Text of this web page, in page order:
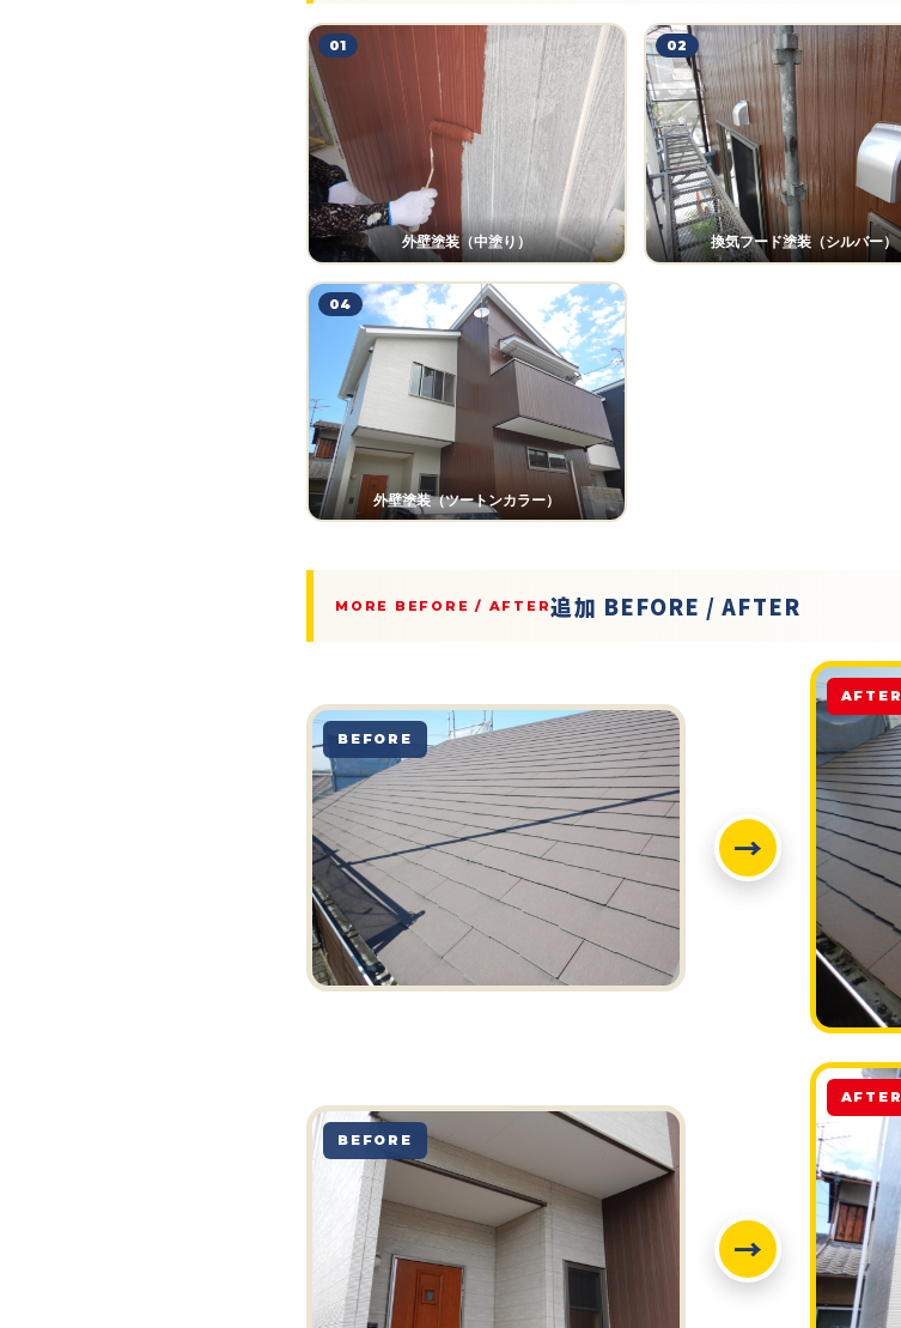
01
外壁塗装（中塗り）
02
換気フード塗装（シルバー）
04
外壁塗装（ツートンカラー）
MORE BEFORE / AFTER追加 BEFORE / AFTER
BEFORE
→
AFTER
BEFORE
→
AFTER